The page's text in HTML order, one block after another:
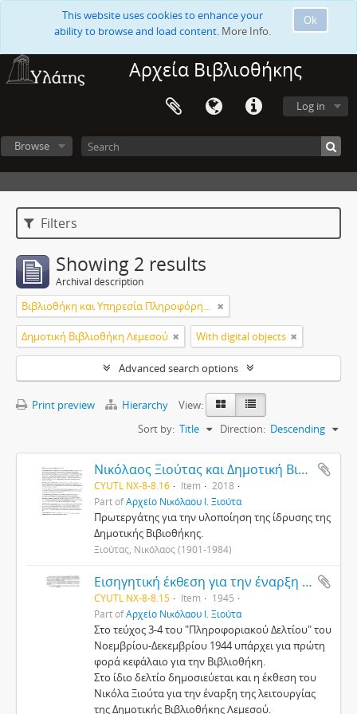
Ok
This website uses cookies to enhance your
ability to browse and load content. More Info.
Αρχεία Βιβλιοθήκης
Log in
Browse
Filters
Showing 2 results
Archival description
Βιβλιοθήκη και Υπηρεσία Πληροφόρησης Τεχνολογικού Πανεπιστημίου Κύπρου
Δημοτική Βιβλιοθήκη Λεμεσού With digital objects
Advanced search options
Print preview Hierarchy
View:
Sort by: Title Direction: Descending
Νικόλαος Ξιούτας και Δημοτική Βιβλιοθήκη Λεμεσού
CYUTL NX-8-8.16 Item
2018
Part ofΑρχείο Νικόλαου Ι. Ξιούτα
Πρωτεργάτης για την υλοποίηση της ίδρυσης της
Δημοτικής Βιβιοθήκης.
Ξιούτας, Νικόλαος (1901-1984)
Εισηγητική έκθεση για την έναρξη της λειτουργίας της Δημοτικής Βιβλιοθήκης στη Λεμεσό
CYUTL NX-8-8.15 Item
1945
Part ofΑρχείο Νικόλαου Ι. Ξιούτα
Στο τεύχος 3-4 του "Πληροφοριακού Δελτίου" του
Νοεμβρίου-Δεκεμβρίου 1944 υπάρχει για πρώτη
φορά κεφάλαιο για την Βιβλιοθήκη.
Στο ίδιο δελτίο δημοσιεύεται και η έκθεση του
Νικόλα Ξιούτα για την έναρξη της λειτουργίας
της Δημοτικής Βιβλιοθήκης Λεμεσού.